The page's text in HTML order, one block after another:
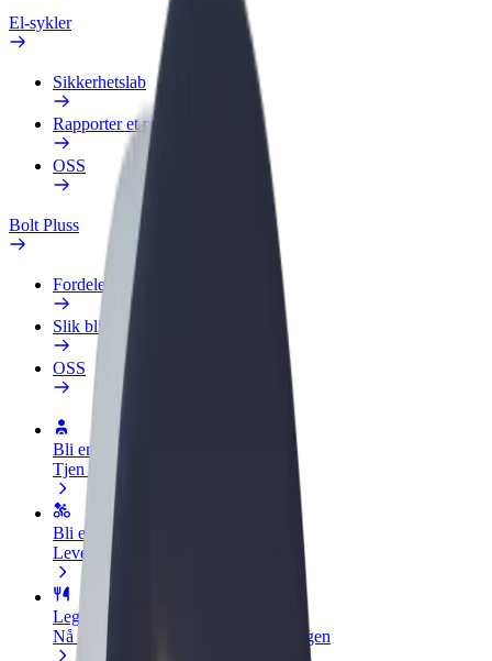
El-sykler
Sikkerhetslab
Rapporter et problem
OSS
Bolt Pluss
Fordeler
Slik blir du med
OSS
Bli en sjåfør
Tjen penger på egne vilkår
Bli et leveringsbud
Lever mat og få betalt ukentlig
Legg til en restaurant eller butikk
Nå ut til flere kunder og øk inntjeningen